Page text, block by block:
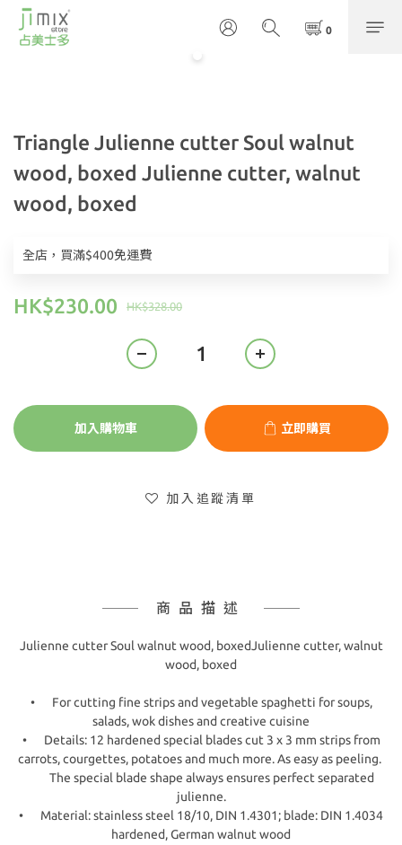
Triangle Julienne cutter Soul walnut
wood, boxed Julienne cutter, walnut
wood, boxed
全店，買滿$400免運費
HK$328.00
HK$230.00
加入購物車 立即購買
加入追蹤清單
商品描述
Julienne cutter Soul walnut wood, boxedJulienne cutter, walnut
wood, boxed
•
For cutting fine strips and vegetable spaghetti for soups,
salads, wok dishes and creative cuisine
•
Details: 12 hardened special blades cut 3 x 3 mm strips from
carrots, courgettes, potatoes and much more. As easy as peeling.
The special blade shape always ensures perfect separated
julienne.
•
Material: stainless steel 18/10, DIN 1.4301; blade: DIN 1.4034
hardened, German walnut wood